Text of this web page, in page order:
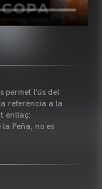
permet l'ús del
referència a la
enllaç:
Peña, no es